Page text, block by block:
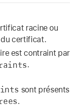
racine ou
du certificat.
est contraint par
.
sont présents
.